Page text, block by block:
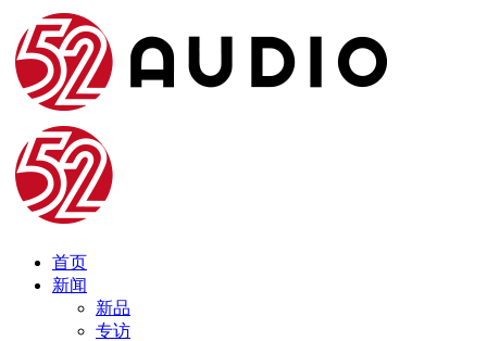
首页
新闻
新品
专访